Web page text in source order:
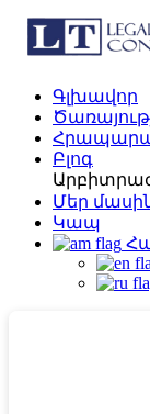
Գլխավոր
Բլոգ
Մեր
Կապ